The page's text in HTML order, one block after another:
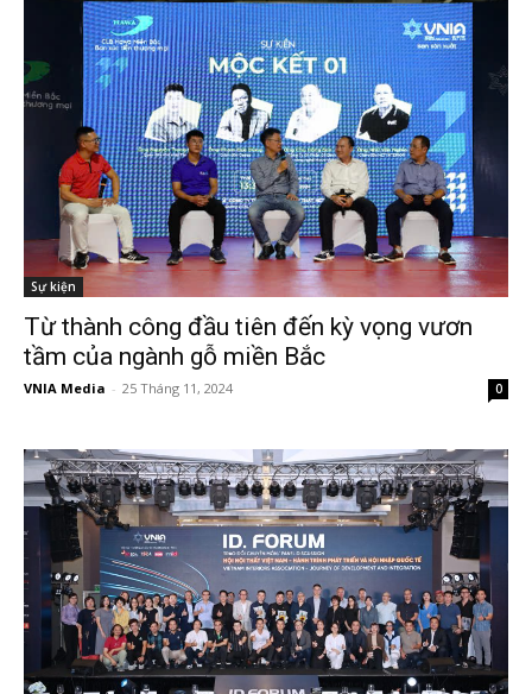
Sự kiện
Từ thành công đầu tiên đến kỳ vọng vươn
tầm của ngành gỗ miền Bắc
VNIA Media - 25 Tháng 11, 2024 0